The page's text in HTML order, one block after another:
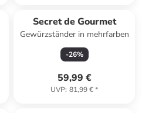
Secret de Gourmet
Gewürzständer in mehrfarben
-26%
59,99 €
UVP: 81,99 €*